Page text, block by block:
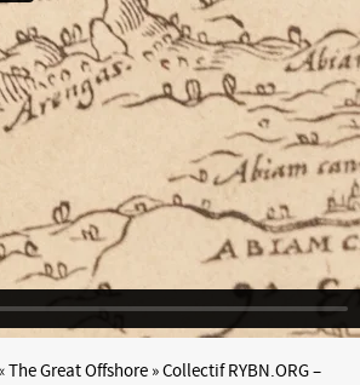
Great Offshore » Collectif RYBN.ORG –